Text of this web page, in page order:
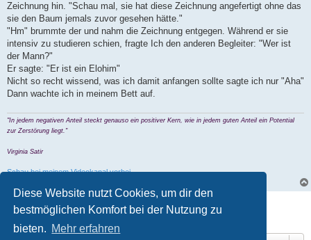
Diese Website nutzt Cookies, um dir den
bestmöglichen Komfort bei der Nutzung zu
bieten. Mehr erfahren
Zeichnung hin. "Schau mal, sie hat diese Zeichnung angefertigt ohne das
sie den Baum jemals zuvor gesehen hätte."
"Hm" brummte der und nahm die Zeichnung entgegen. Während er sie
intensiv zu studieren schien, fragte Ich den anderen Begleiter: "Wer ist
der Mann?"
Er sagte: "Er ist ein Elohim"
Nicht so recht wissend, was ich damit anfangen sollte sagte ich nur "Aha"
Dann wachte ich in meinem Bett auf.
"In jedem negativen Anteil steckt genauso ein positiver Kern, wie in jedem guten Anteil ein Potential
zur Zerstörung liegt."
Virginia Satir
Schau bei meinem Videokanal vorbei
Antworten